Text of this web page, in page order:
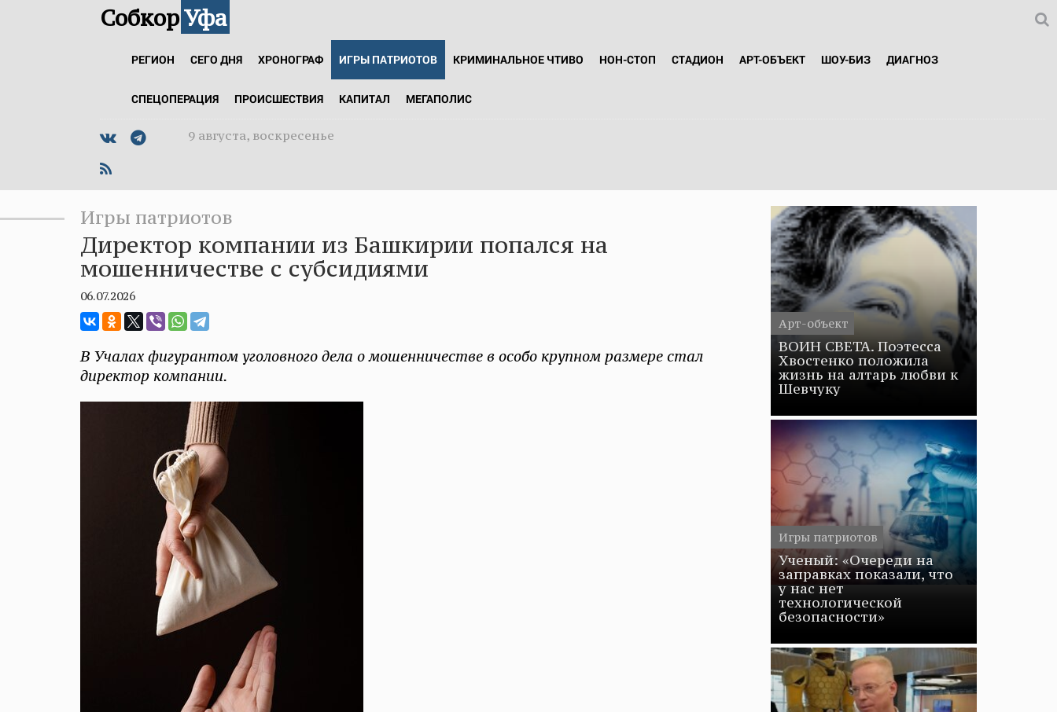
СобкорУфа
РЕГИОН СЕГО ДНЯ ХРОНОГРАФ ИГРЫ ПАТРИОТОВ КРИМИНАЛЬНОЕ ЧТИВО НОН-СТОП СТАДИОН АРТ-ОБЪЕКТ ШОУ-БИЗ ДИАГНОЗ
СПЕЦОПЕРАЦИЯ ПРОИСШЕСТВИЯ КАПИТАЛ МЕГАПОЛИС
9 августа, воскресенье
Игры патриотов
Директор компании из Башкирии попался на
мошенничестве с субсидиями
06.07.2026
В Учалах фигурантом уголовного дела о мошенничестве в особо крупном размере стал
директор компании.
Арт-объект
ВОИН СВЕТА. Поэтесса
Хвостенко положила
жизнь на алтарь любви к
Шевчуку
Игры патриотов
Ученый: «Очереди на
заправках показали, что
у нас нет
технологической
безопасности»